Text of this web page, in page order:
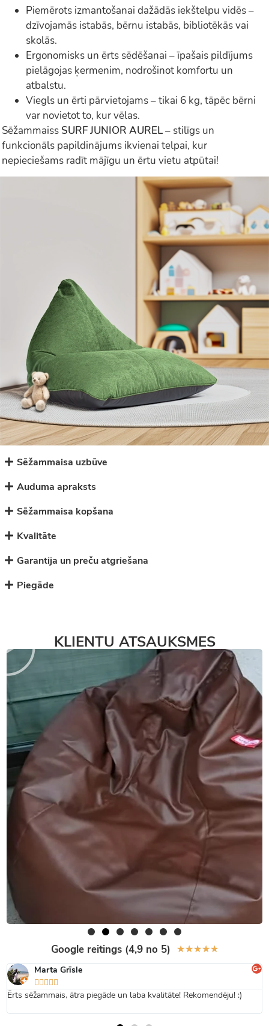
Piemērots izmantošanai dažādās iekštelpu vidēs –
dzīvojamās istabās, bērnu istabās, bibliotēkās vai
skolās.
Ergonomisks un ērts sēdēšanai – īpašais pildījums
pielāgojas ķermenim, nodrošinot komfortu un
atbalstu.
Viegls un ērti pārvietojams – tikai 6 kg, tāpēc bērni
var novietot to, kur vēlas.
Sēžammaiss SURF JUNIOR AUREL– stilīgs un
funkcionāls papildinājums ikvienai telpai, kur
nepieciešams radīt mājīgu un ērtu vietu atpūtai!
Sēžammaisa uzbūve
Auduma apraksts
Sēžammaisa kopšana
Kvalitāte
Garantija un preču atgriešana
Piegāde
KLIENTU ATSAUKSMES
Google reitings (4,9 no 5) ★★★★★
Marta Grīsle
    
Ērts sēžammais, ātra piegāde un laba kvalitāte! Rekomendēju! :)